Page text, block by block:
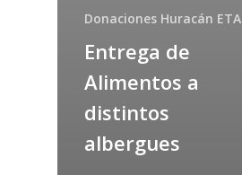
Donaciones Huracán ETA
Entrega de
Alimentos a
distintos
albergues